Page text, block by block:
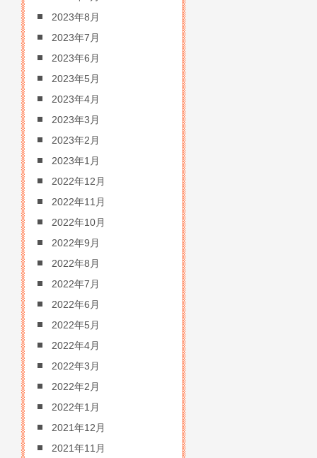
2023年8月
2023年7月
2023年6月
2023年5月
2023年4月
2023年3月
2023年2月
2023年1月
2022年12月
2022年11月
2022年10月
2022年9月
2022年8月
2022年7月
2022年6月
2022年5月
2022年4月
2022年3月
2022年2月
2022年1月
2021年12月
2021年11月